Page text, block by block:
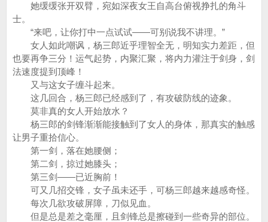
她缓缓张开双臂，宛如深夜女王自高台俯视挣扎的角斗
士。
“来吧，让你打中一点试试——可别说我不讲理。”
女人如此嘲讽，杨三郎近乎理智全无，明知实力差距，但
也要再争三分！运气起势，内聚汇聚，将内力灌注于剑身，剑
法速度提到顶峰！
又与这女子缠斗起来。
这几回合，杨三郎已经感到了，有攻破防线的迹象。
莫非真的女人开始放水？
杨三郎的剑锋渐渐能接触到了女人的身体，那真实的触感
让男子重拾信心。
第一剑，落在她腰侧；
第二剑，掠过她膝头；
第三剑——已近胸前！
可又几招交锋，女子虽未还手，可杨三郎越来越感奇怪。
每次几欲攻破屏障，刀似见血。
但是总是差之毫厘，且剑锋总是擦碰到一些奇异的部位。